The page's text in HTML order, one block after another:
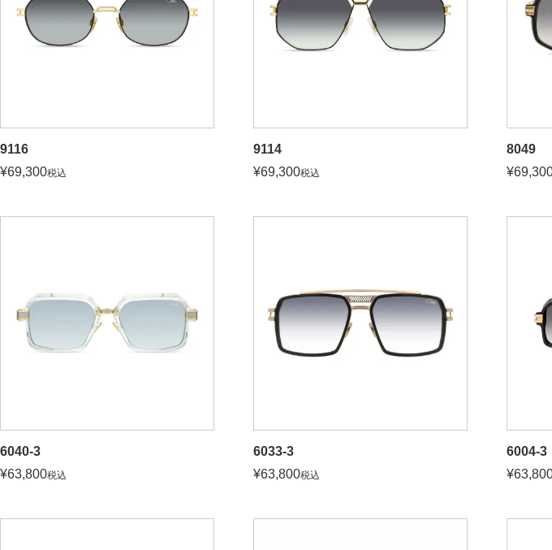
9116
¥69,300税込
9114
¥69,300税込
8049
¥
6040-3
¥63,800税込
6033-3
¥63,800税込
6004-3
¥